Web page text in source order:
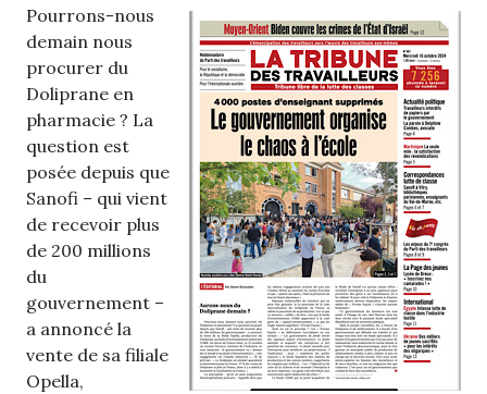
Pourrons-nous
demain nous
procurer du
Doliprane en
pharmacie ? La
question est
posée depuis que
Sanofi – qui vient
de recevoir plus
de 200 millions
du
gouvernement –
a annoncé la
vente de sa filiale
Opella,